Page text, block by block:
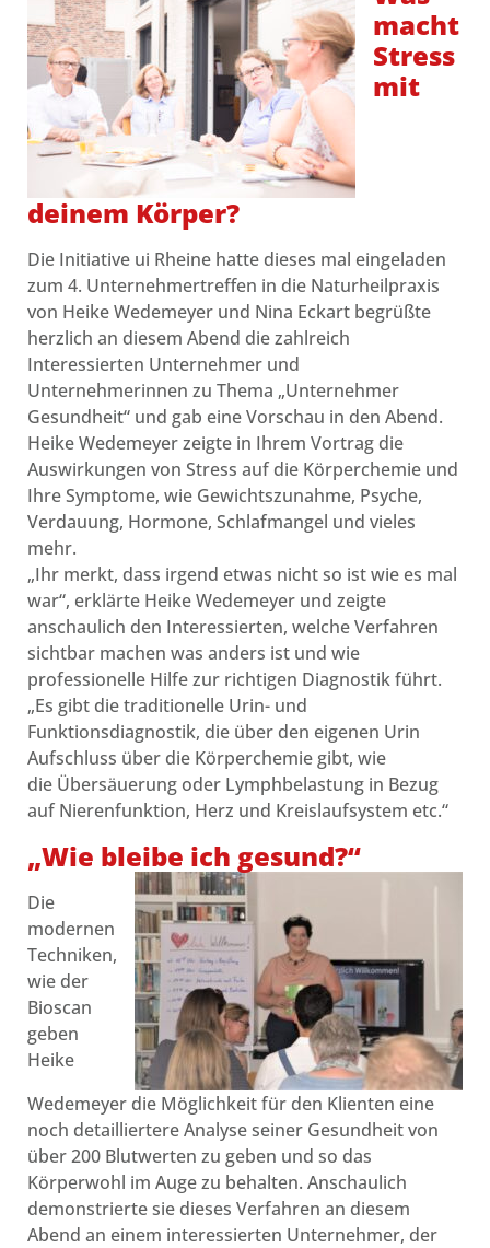
macht
Stress
mit
deinem Körper?
Die Initiative ui Rheine hatte dieses mal eingeladen
zum 4. Unternehmertreffen in die Naturheilpraxis
von Heike Wedemeyer und Nina Eckart begrüßte
herzlich an diesem Abend die zahlreich
Interessierten Unternehmer und
Unternehmerinnen zu Thema „Unternehmer
Gesundheit“ und gab eine Vorschau in den Abend.
Heike Wedemeyer zeigte in Ihrem Vortrag die
Auswirkungen von Stress auf die Körperchemie und
Ihre Symptome, wie Gewichtszunahme, Psyche,
Verdauung, Hormone, Schlafmangel und vieles
mehr.
„Ihr merkt, dass irgend etwas nicht so ist wie es mal
war“, erklärte Heike Wedemeyer und zeigte
anschaulich den Interessierten, welche Verfahren
sichtbar machen was anders ist und wie
professionelle Hilfe zur richtigen Diagnostik führt.
„Es gibt die traditionelle Urin- und
Funktionsdiagnostik, die über den eigenen Urin
Aufschluss über die Körperchemie gibt, wie
die Übersäuerung oder Lymphbelastung in Bezug
auf Nierenfunktion, Herz und Kreislaufsystem etc.“
„Wie bleibe ich gesund?“
Die
modernen
Techniken,
wie der
Bioscan
geben
Heike
Wedemeyer die Möglichkeit für den Klienten eine
noch detailliertere Analyse seiner Gesundheit von
über 200 Blutwerten zu geben und so das
Körperwohl im Auge zu behalten. Anschaulich
demonstrierte sie dieses Verfahren an diesem
Abend an einem interessierten Unternehmer, der